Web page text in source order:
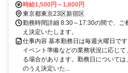
時給1,500円～1,800円
東京都東京23区新宿区
勤務時間詳細 8:30～17:30の間で、ご
え決定いたします。
仕事内容 基本勤務日は毎週火曜日で
イベント準備などの業務状況に応じ
る場合があります。勤務日について
のうえ決定いた...